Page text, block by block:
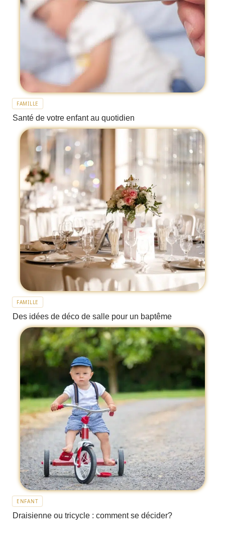
FAMILLE
Santé de votre enfant au quotidien
FAMILLE
Des idées de déco de salle pour un baptême
ENFANT
Draisienne ou tricycle : comment se décider?